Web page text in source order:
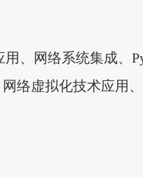
、网络系统集成、
络虚拟化技术应用